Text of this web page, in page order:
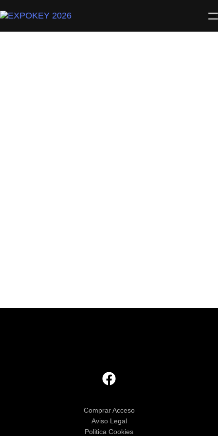
Comprar Acceso
Aviso Legal
Politica Cookies